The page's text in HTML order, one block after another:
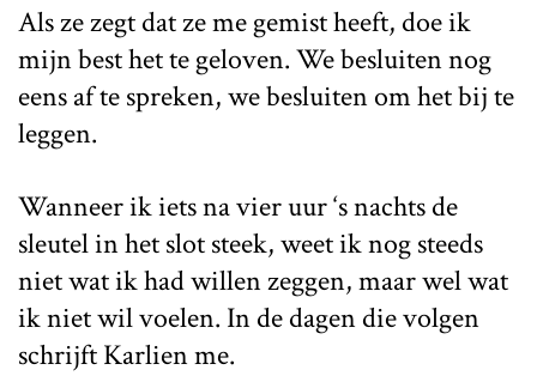
Als ze zegt dat ze me gemist heeft, doe ik
mijn best het te geloven. We besluiten nog
eens af te spreken, we besluiten om het bij te
leggen.
Wanneer ik iets na vier uur ‘s nachts de
sleutel in het slot steek, weet ik nog steeds
niet wat ik had willen zeggen, maar wel wat
ik niet wil voelen. In de dagen die volgen
schrijft Karlien me.